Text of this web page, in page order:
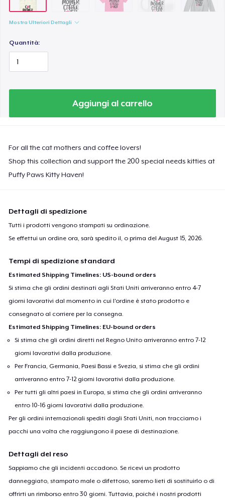
Mostra Ulteriori Dettagli
Quantità:
Aggiungi al carrello
For all the cat mothers and coffee lovers!
Shop this collection and support the 200 special needs kitties at
Puffy Paws Kitty Haven!
Dettagli di spedizione
Tutti i prodotti vengono stampati su ordinazione.
Se effettui un ordine ora, sarà spedito il, o prima delAugust 15, 2026
Tempi di spedizione standard
Estimated Shipping Timelines: US-bound orders
Si stima che gli ordini destinati agli Stati Uniti arriveranno entro 4-7
giorni lavorativi dal momento in cui l'ordine è stato prodotto e
consegnato al corriere per la consegna.
Estimated Shipping Timelines: EU-bound orders
Si stima che gli ordini diretti nel Regno Unito arriveranno entro 7-12
giorni lavorativi dalla produzione.
Per Francia, Germania, Paesi Bassi e Svezia, si stima che gli ordini
arriveranno entro 7-12 giorni lavorativi dalla produzione.
Per tutti gli altri paesi in Europa, si stima che gli ordini arriveranno
entro 10-16 giorni lavorativi dalla produzione.
Per gli ordini internazionali spediti dagli Stati Uniti, non tracciamo i
pacchi una volta che raggiungono il paese di destinazione.
Dettagli del reso
Sappiamo che gli incidenti accadono. Se ricevi un prodotto
danneggiato, stampato male o difettoso, saremo lieti di sostituirlo o di
offrirti un rimborso entro 30 giorni. Tuttavia, poiché i nostri prodotti